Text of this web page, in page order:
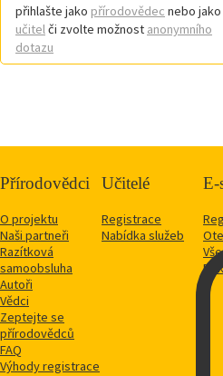
přihlašte jako přírodovědec nebo jako
učitelči zvolte možnost anonymního
dotazu
Přírodovědci
O projektu
Naši partneři
Razítková
samoobsluha
Autoři
Vědci
Zeptejte se
přírodovědců
FAQ
Výhody registrace
Učitelé
Registrace
Nabídka služeb
E-